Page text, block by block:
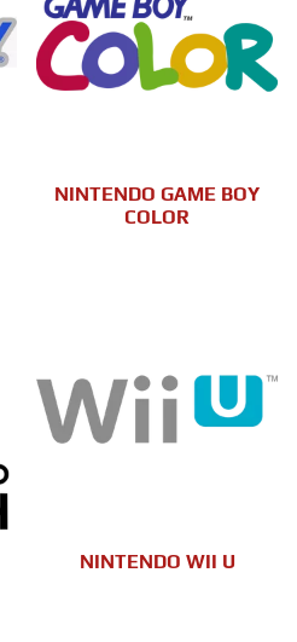
NINTENDO GAME BOY
COLOR
NINTENDO WII U